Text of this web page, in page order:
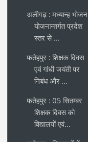
अलीगढ़ : मध्यान्ह भोजन
योजनान्तर्गत प्रदेश
स्तर से ...
फतेहपुर : शिक्षक दिवस
एवं गांधी जयंती पर
निबंध और ...
फतेहपुर : 05 सितम्बर
शिक्षक दिवस को
विद्यालयों एवं...